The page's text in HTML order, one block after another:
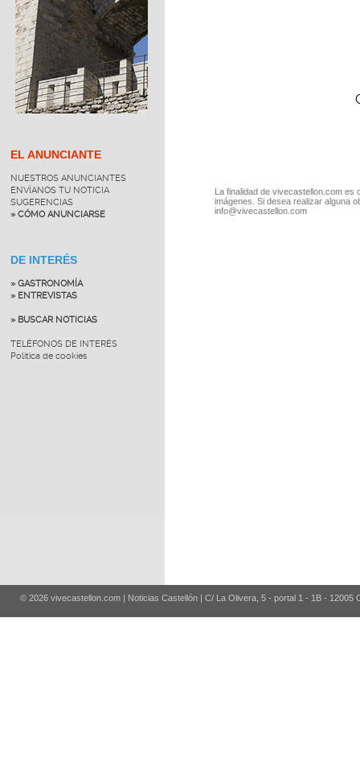
EL ANUNCIANTE
NUESTROS ANUNCIANTES
ENVÍANOS TU NOTICIA
SUGERENCIAS
» CÓMO ANUNCIARSE
DE INTERÉS
» GASTRONOMÍA
» ENTREVISTAS
» BUSCAR NOTICIAS
TELÉFONOS DE INTERÉS
Política de cookies
La finalidad de vivecastellon.com
imágenes. Si desea realizar alguna
info@vivecastellon.com
© 2026 vivecastellon.com | Noticias Castellón | C/ La Olivera, 5 - portal 1 - 1B - 12005